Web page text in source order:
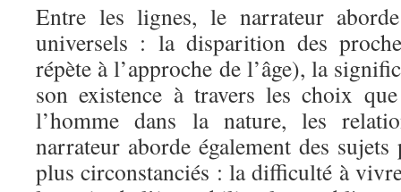
Entre les lignes, le narrateur
universels : la disparition des
répète à l’approche de l’âge), la
son existence à travers les choix
l’homme dans la nature, les
narrateur aborde également des
plus circonstanciés : la difficulté à